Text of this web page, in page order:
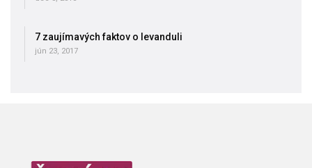
7 zaujímavých faktov o levanduli
jún 23, 2017